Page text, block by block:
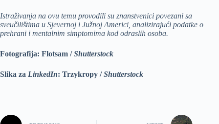
Istraživanja na ovu temu provodili su znanstvenici povezani sa
sveučilištima u Sjevernoj i Južnoj Americi, analizirajući podatke o
prehrani i mentalnim simptomima kod odraslih osoba.
Fotografija: Flotsam /Shutterstock
Slika za LinkedIn: Trzykropy /Shutterstock